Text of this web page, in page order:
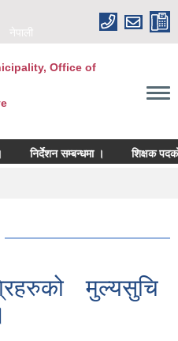
नेपाली
Office of
सम्बन्धमा । शिक्षक पदको अन्तिम
मुल्यसुचि